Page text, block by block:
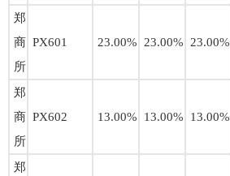
郑
商
所
PX601 23.00% 23.00% 23.00%
郑
商
所
PX602 13.00% 13.00% 13.00%
郑